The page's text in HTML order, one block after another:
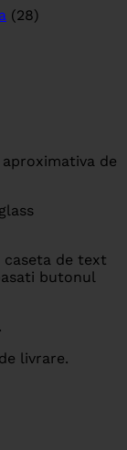
(28)
de
de text
butonul
livrare.